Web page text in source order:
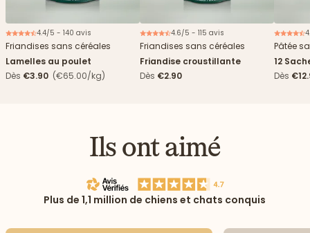
4.4/5 - 140 avis
Friandises sans céréales
Lamelles au poulet
Dès €3.90 (€65.00/kg)
4.6/5 - 115 avis
Friandises sans céréales
Friandise croustillante
Dès €2.90
Pâtée
12
Dès
Ils ont aimé
Plus de 1,1 million de chiens et chats conquis